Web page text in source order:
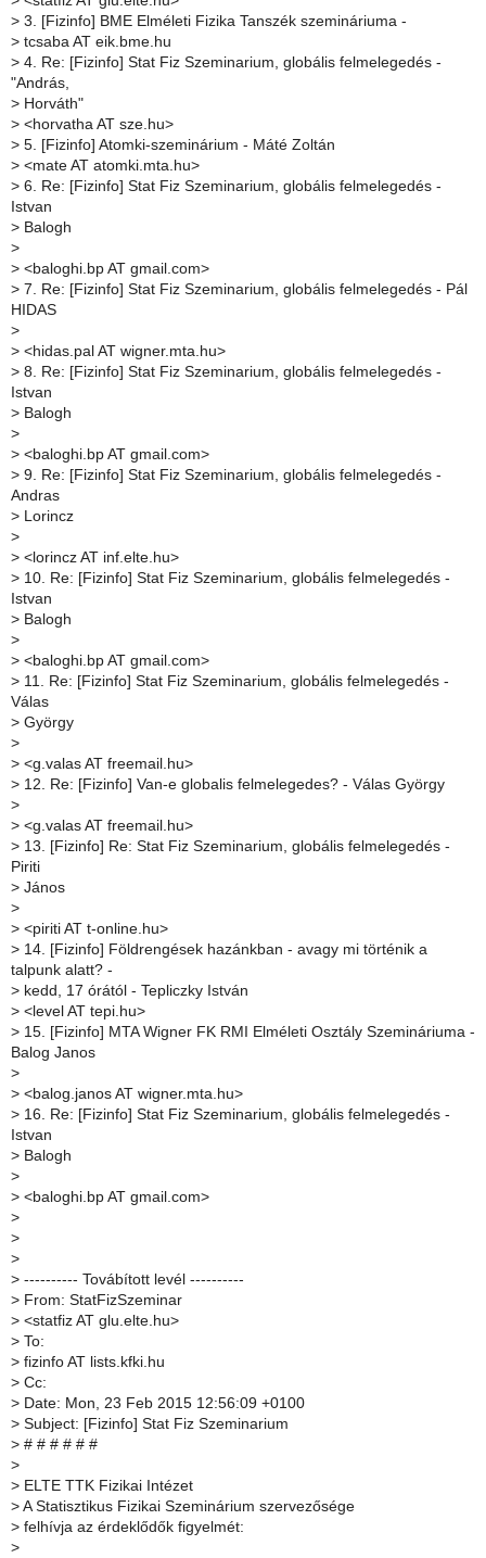
> 3. [Fizinfo] BME Elméleti Fizika Tanszék szemináriuma -
> tcsaba AT eik.bme.hu
> 4. Re: [Fizinfo] Stat Fiz Szeminarium, globális felmelegedés -
"András,
> Horváth"
> <horvatha AT sze.hu>
> 5. [Fizinfo] Atomki-szeminárium - Máté Zoltán
> <mate AT atomki.mta.hu>
> 6. Re: [Fizinfo] Stat Fiz Szeminarium, globális felmelegedés -
Istvan
> Balogh
>
> <baloghi.bp AT gmail.com>
> 7. Re: [Fizinfo] Stat Fiz Szeminarium, globális felmelegedés - Pál
HIDAS
>
> <hidas.pal AT wigner.mta.hu>
> 8. Re: [Fizinfo] Stat Fiz Szeminarium, globális felmelegedés -
Istvan
> Balogh
>
> <baloghi.bp AT gmail.com>
> 9. Re: [Fizinfo] Stat Fiz Szeminarium, globális felmelegedés -
Andras
> Lorincz
>
> <lorincz AT inf.elte.hu>
> 10. Re: [Fizinfo] Stat Fiz Szeminarium, globális felmelegedés -
Istvan
> Balogh
>
> <baloghi.bp AT gmail.com>
> 11. Re: [Fizinfo] Stat Fiz Szeminarium, globális felmelegedés -
Válas
> György
>
> <g.valas AT freemail.hu>
> 12. Re: [Fizinfo] Van-e globalis felmelegedes? - Válas György
>
> <g.valas AT freemail.hu>
> 13. [Fizinfo] Re: Stat Fiz Szeminarium, globális felmelegedés -
Piriti
> János
>
> <piriti AT t-online.hu>
> 14. [Fizinfo] Földrengések hazánkban - avagy mi történik a
talpunk alatt? -
> kedd, 17 órától - Tepliczky István
> <level AT tepi.hu>
> 15. [Fizinfo] MTA Wigner FK RMI Elméleti Osztály Szemináriuma -
Balog Janos
>
> <balog.janos AT wigner.mta.hu>
> 16. Re: [Fizinfo] Stat Fiz Szeminarium, globális felmelegedés -
Istvan
> Balogh
>
> <baloghi.bp AT gmail.com>
>
>
>
> ---------- Továbított levél ----------
> From: StatFizSzeminar
> <statfiz AT glu.elte.hu>
> To:
> fizinfo AT lists.kfki.hu
> Cc:
> Date: Mon, 23 Feb 2015 12:56:09 +0100
> Subject: [Fizinfo] Stat Fiz Szeminarium
> # # # # # #
>
> ELTE TTK Fizikai Intézet
> A Statisztikus Fizikai Szeminárium szervezősége
> felhívja az érdeklődők figyelmét:
>